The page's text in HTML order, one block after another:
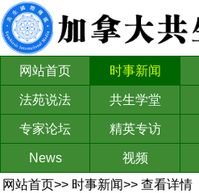
网站首页 时事新闻
法苑说法 共生学堂
专家论坛 精英专访
News 视频
网站首页>> 时事新闻>> 查看详情